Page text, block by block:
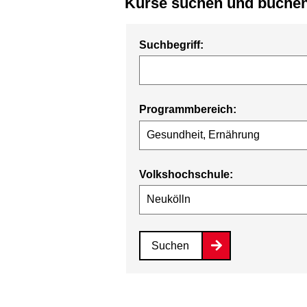
Suchbegriff:
Programmbereich:
Volkshochschule:
Suchen